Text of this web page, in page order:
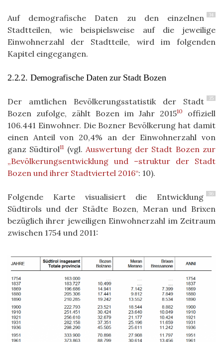
34
Auf demografische Daten zu den einzelnen
Stadtteilen, wie beispielsweise auf die jeweilige
Einwohnerzahl der Stadtteile, wird im folgenden
Kapitel eingegangen.
2.2.2. Demografische Daten zur Stadt Bozen
35
Der amtlichen Bevölkerungsstatistik der Stadt
Bozen zufolge, zählt Bozen im Jahr 201510
offiziell
106.441 Einwohner. Die Bozner Bevölkerung hat damit
einen Anteil von 20,4% an der Einwohnerzahl von
ganz Südtirol11 (vgl. Auswertung der Stadt Bozen zur
„Bevölkerungsentwicklung und –struktur der Stadt
Bozen und ihrer Stadtviertel 2016“: 10).
36
Folgende Karte visualisiert die Entwicklung
Südtirols und der Städte Bozen, Meran und Brixen
bezüglich ihrer jeweiligen Einwohnerzahl im Zeitraum
zwischen 1754 und 2011: